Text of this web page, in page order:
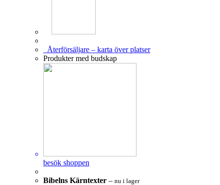
Återförsäljare – karta över platser
Produkter med budskap
besök shoppen
Bibelns Kärntexter – nu i lager